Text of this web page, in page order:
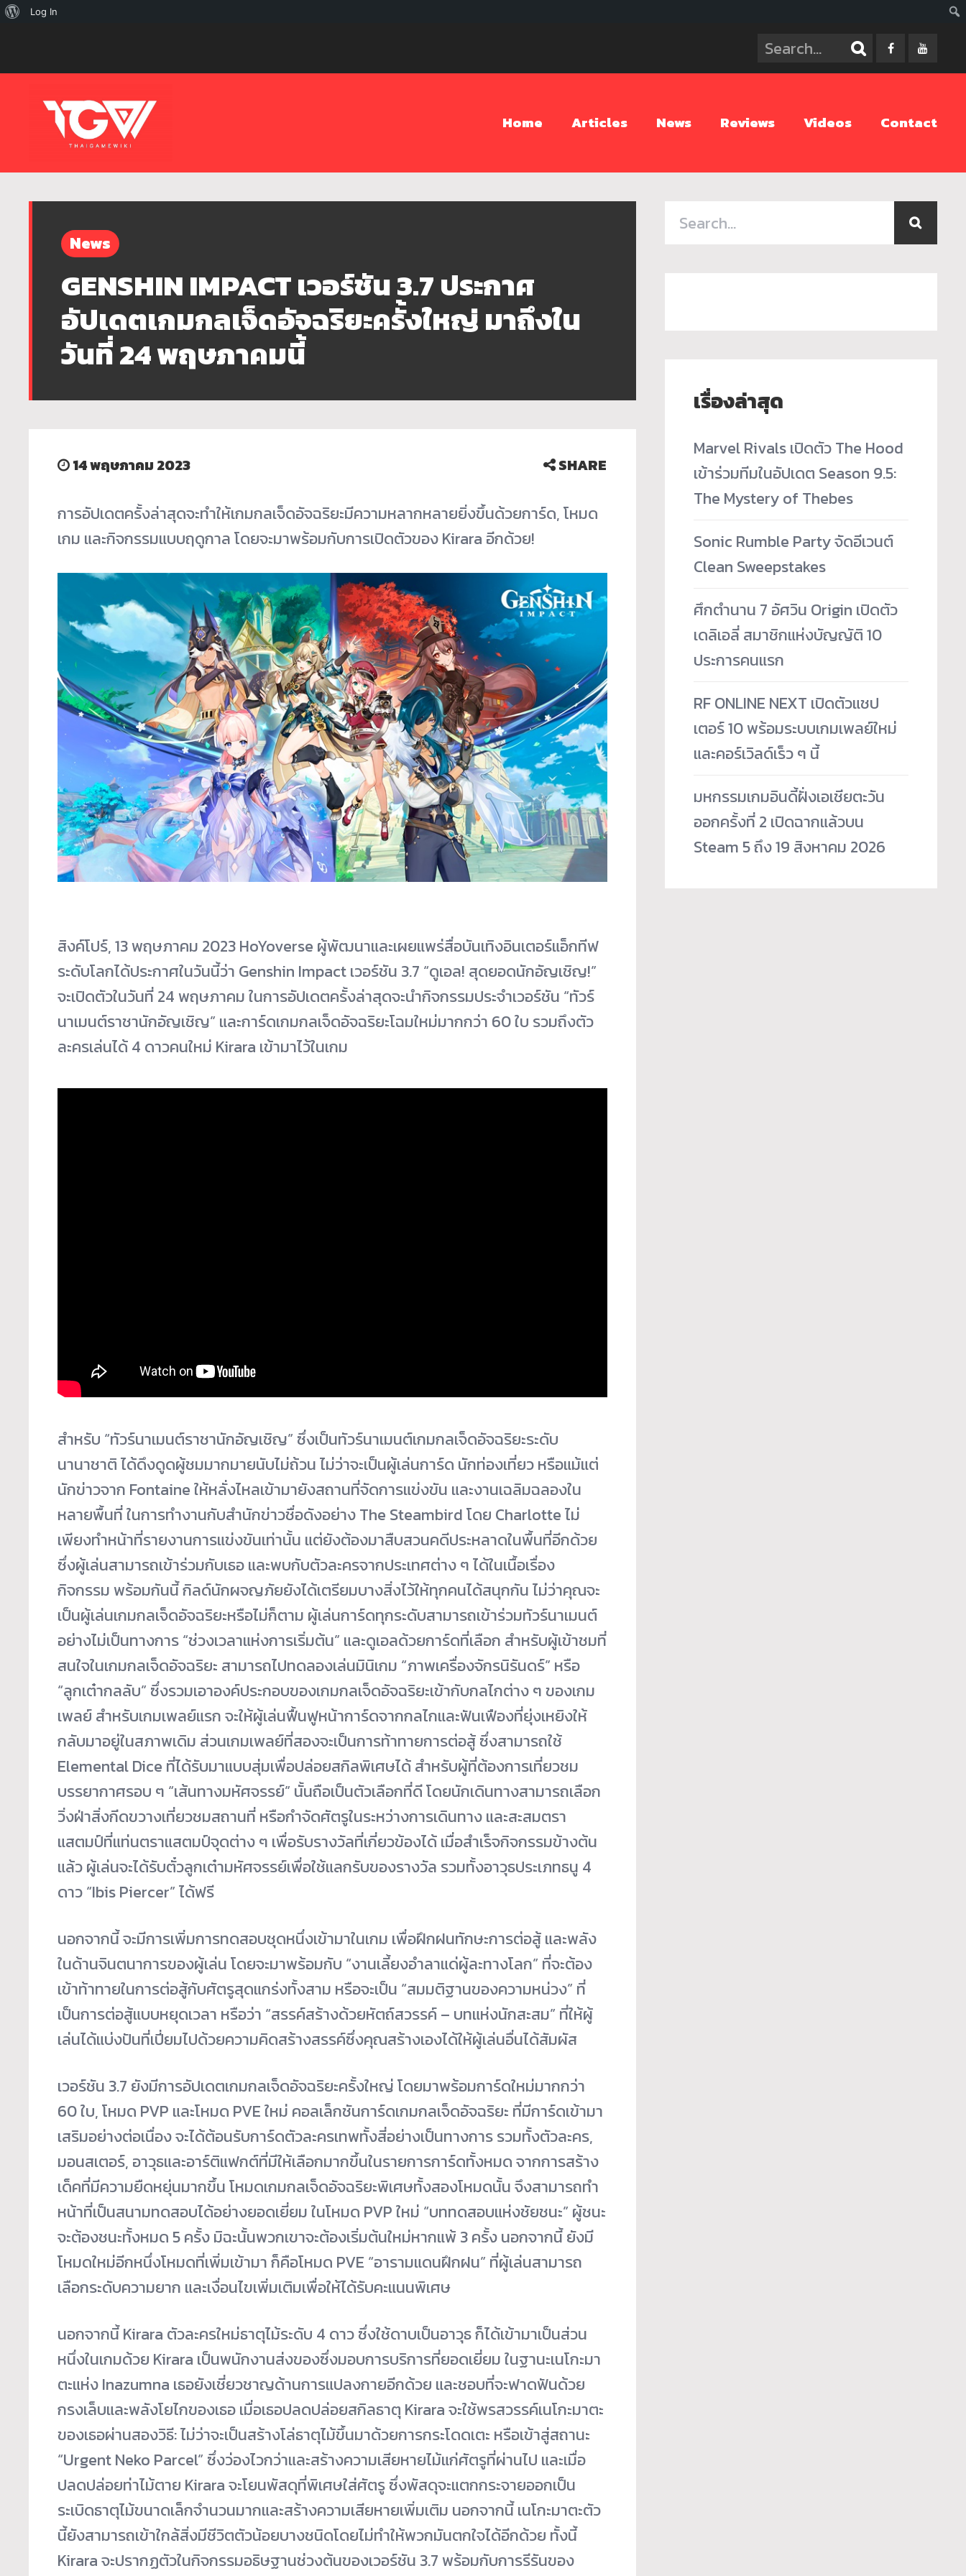
Home Articles News Reviews Videos Contact
News
GENSHIN IMPACT เวอร์ชัน 3.7 ประกาศ
อัปเดตเกมกลเจ็ดอัจฉริยะครั้งใหญ่ มาถึงใน
วันที่ 24 พฤษภาคมนี้
14 พฤษภาคม 2023 SHARE
การอัปเดตครั้งล่าสุดจะทำให้เกมกลเจ็ดอัจฉริยะมีความหลากหลายยิ่งขึ้นด้วยการ์ด, โหมด
เกม และกิจกรรมแบบฤดูกาล โดยจะมาพร้อมกับการเปิดตัวของ Kirara อีกด้วย!
สิงค์โปร์, 13 พฤษภาคม 2023 HoYoverse ผู้พัฒนาและเผยแพร่สื่อบันเทิงอินเตอร์แอ็กทีฟ
ระดับโลกได้ประกาศในวันนี้ว่า Genshin Impact เวอร์ชัน 3.7 “ดูเอล! สุดยอดนักอัญเชิญ!”
จะเปิดตัวในวันที่ 24 พฤษภาคม ในการอัปเดตครั้งล่าสุดจะนำกิจกรรมประจำเวอร์ชัน “ทัวร์
นาเมนต์ราชานักอัญเชิญ” และการ์ดเกมกลเจ็ดอัจฉริยะโฉมใหม่มากกว่า 60 ใบ รวมถึงตัว
ละครเล่นได้ 4 ดาวคนใหม่ Kirara เข้ามาไว้ในเกม
สำหรับ “ทัวร์นาเมนต์ราชานักอัญเชิญ” ซึ่งเป็นทัวร์นาเมนต์เกมกลเจ็ดอัจฉริยะระดับ
นานาชาติ ได้ดึงดูดผู้ชมมากมายนับไม่ถ้วน ไม่ว่าจะเป็นผู้เล่นการ์ด นักท่องเที่ยว หรือแม้แต่
นักข่าวจาก Fontaine ให้หลั่งไหลเข้ามายังสถานที่จัดการแข่งขัน และงานเฉลิมฉลองใน
หลายพื้นที่ ในการทำงานกับสำนักข่าวชื่อดังอย่าง The Steambird โดย Charlotte ไม่
เพียงทำหน้าที่รายงานการแข่งขันเท่านั้น แต่ยังต้องมาสืบสวนคดีประหลาดในพื้นที่อีกด้วย
ซึ่งผู้เล่นสามารถเข้าร่วมกับเธอ และพบกับตัวละครจากประเทศต่าง ๆ ได้ในเนื้อเรื่อง
กิจกรรม พร้อมกันนี้ กิลด์นักผจญภัยยังได้เตรียมบางสิ่งไว้ให้ทุกคนได้สนุกกัน ไม่ว่าคุณจะ
เป็นผู้เล่นเกมกลเจ็ดอัจฉริยะหรือไม่ก็ตาม ผู้เล่นการ์ดทุกระดับสามารถเข้าร่วมทัวร์นาเมนต์
อย่างไม่เป็นทางการ “ช่วงเวลาแห่งการเริ่มต้น” และดูเอลด้วยการ์ดที่เลือก สำหรับผู้เข้าชมที่
สนใจในเกมกลเจ็ดอัจฉริยะ สามารถไปทดลองเล่นมินิเกม “ภาพเครื่องจักรนิรันดร์” หรือ
“ลูกเต๋ากลลับ” ซึ่งรวมเอาองค์ประกอบของเกมกลเจ็ดอัจฉริยะเข้ากับกลไกต่าง ๆ ของเกม
เพลย์ สำหรับเกมเพลย์แรก จะให้ผู้เล่นฟื้นฟูหน้าการ์ดจากกลไกและฟันเฟืองที่ยุ่งเหยิงให้
กลับมาอยู่ในสภาพเดิม ส่วนเกมเพลย์ที่สองจะเป็นการท้าทายการต่อสู้ ซึ่งสามารถใช้
Elemental Dice ที่ได้รับมาแบบสุ่มเพื่อปล่อยสกิลพิเศษได้ สำหรับผู้ที่ต้องการเที่ยวชม
บรรยากาศรอบ ๆ “เส้นทางมหัศจรรย์” นั้นถือเป็นตัวเลือกที่ดี โดยนักเดินทางสามารถเลือก
วิ่งฝ่าสิ่งกีดขวางเที่ยวชมสถานที่ หรือกำจัดศัตรูในระหว่างการเดินทาง และสะสมตรา
แสตมป์ที่แท่นตราแสตมป์จุดต่าง ๆ เพื่อรับรางวัลที่เกี่ยวข้องได้ เมื่อสำเร็จกิจกรรมข้างต้น
แล้ว ผู้เล่นจะได้รับตั๋วลูกเต๋ามหัศจรรย์เพื่อใช้แลกรับของรางวัล รวมทั้งอาวุธประเภทธนู 4
ดาว “Ibis Piercer” ได้ฟรี
นอกจากนี้ จะมีการเพิ่มการทดสอบชุดหนึ่งเข้ามาในเกม เพื่อฝึกฝนทักษะการต่อสู้ และพลัง
ในด้านจินตนาการของผู้เล่น โดยจะมาพร้อมกับ “งานเลี้ยงอำลาแด่ผู้ละทางโลก” ที่จะต้อง
เข้าท้าทายในการต่อสู้กับศัตรูสุดแกร่งทั้งสาม หรือจะเป็น “สมมติฐานของความหน่วง” ที่
เป็นการต่อสู้แบบหยุดเวลา หรือว่า “สรรค์สร้างด้วยหัตถ์สวรรค์ – บทแห่งนักสะสม” ที่ให้ผู้
เล่นได้แบ่งปันที่เปี่ยมไปด้วยความคิดสร้างสรรค์ซึ่งคุณสร้างเองได้ให้ผู้เล่นอื่นได้สัมผัส
เวอร์ชัน 3.7 ยังมีการอัปเดตเกมกลเจ็ดอัจฉริยะครั้งใหญ่ โดยมาพร้อมการ์ดใหม่มากกว่า
60 ใบ, โหมด PVP และโหมด PVE ใหม่ คอลเล็กชันการ์ดเกมกลเจ็ดอัจฉริยะ ที่มีการ์ดเข้ามา
เสริมอย่างต่อเนื่อง จะได้ต้อนรับการ์ดตัวละครเทพทั้งสี่อย่างเป็นทางการ รวมทั้งตัวละคร,
มอนสเตอร์, อาวุธและอาร์ติแฟกต์ที่มีให้เลือกมากขึ้นในรายการการ์ดทั้งหมด จากการสร้าง
เด็คที่มีความยืดหยุ่นมากขึ้น โหมดเกมกลเจ็ดอัจฉริยะพิเศษทั้งสองโหมดนั้น จึงสามารถทำ
หน้าที่เป็นสนามทดสอบได้อย่างยอดเยี่ยม ในโหมด PVP ใหม่ “บททดสอบแห่งชัยชนะ” ผู้ชนะ
จะต้องชนะทั้งหมด 5 ครั้ง มิฉะนั้นพวกเขาจะต้องเริ่มต้นใหม่หากแพ้ 3 ครั้ง นอกจากนี้ ยังมี
โหมดใหม่อีกหนึ่งโหมดที่เพิ่มเข้ามา ก็คือโหมด PVE “อารามแดนฝึกฝน” ที่ผู้เล่นสามารถ
เลือกระดับความยาก และเงื่อนไขเพิ่มเติมเพื่อให้ได้รับคะแนนพิเศษ
นอกจากนี้ Kirara ตัวละครใหม่ธาตุไม้ระดับ 4 ดาว ซึ่งใช้ดาบเป็นอาวุธ ก็ได้เข้ามาเป็นส่วน
หนึ่งในเกมด้วย Kirara เป็นพนักงานส่งของซึ่งมอบการบริการที่ยอดเยี่ยม ในฐานะเนโกะมา
ตะแห่ง Inazumna เธอยังเชี่ยวชาญด้านการแปลงกายอีกด้วย และชอบที่จะฟาดฟันด้วย
กรงเล็บและพลังโยไกของเธอ เมื่อเธอปลดปล่อยสกิลธาตุ Kirara จะใช้พรสวรรค์เนโกะมาตะ
ของเธอผ่านสองวิธี: ไม่ว่าจะเป็นสร้างโล่ธาตุไม้ขึ้นมาด้วยการกระโดดเตะ หรือเข้าสู่สถานะ
“Urgent Neko Parcel” ซึ่งว่องไวกว่าและสร้างความเสียหายไม้แก่ศัตรูที่ผ่านไป และเมื่อ
ปลดปล่อยท่าไม้ตาย Kirara จะโยนพัสดุที่พิเศษใส่ศัตรู ซึ่งพัสดุจะแตกกระจายออกเป็น
ระเบิดธาตุไม้ขนาดเล็กจำนวนมากและสร้างความเสียหายเพิ่มเติม นอกจากนี้ เนโกะมาตะตัว
นี้ยังสามารถเข้าใกล้สิ่งมีชีวิตตัวน้อยบางชนิดโดยไม่ทำให้พวกมันตกใจได้อีกด้วย ทั้งนี้
Kirara จะปรากฏตัวในกิจกรรมอธิษฐานช่วงต้นของเวอร์ชัน 3.7 พร้อมกับการรีรันของ
เรื่องล่าสุด
Marvel Rivals เปิดตัว The Hood
เข้าร่วมทีมในอัปเดต Season 9.5:
The Mystery of Thebes
Sonic Rumble Party จัดอีเวนต์
Clean Sweepstakes
ศึกตำนาน 7 อัศวิน Origin เปิดตัว
เดลิเอลี่ สมาชิกแห่งบัญญัติ 10
ประการคนแรก
RF ONLINE NEXT เปิดตัวแชป
เตอร์ 10 พร้อมระบบเกมเพลย์ใหม่
และคอร์เวิลด์เร็ว ๆ นี้
มหกรรมเกมอินดี้ฝั่งเอเชียตะวัน
ออกครั้งที่ 2 เปิดฉากแล้วบน
Steam 5 ถึง 19 สิงหาคม 2026
เกี่ยวLog In